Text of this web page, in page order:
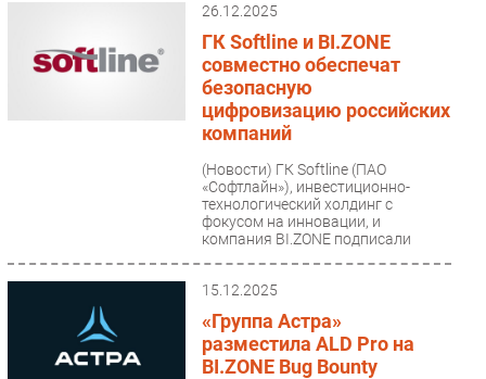
Регулирование
Здоровье
РАЗДЕЛЫ
26.12.2025
ГК Softline и BI.ZONE
совместно обеспечат
безопасную
цифровизацию российских
компаний
(Новости) ГК Softline (ПАО
«Софтлайн»), инвестиционно-
технологический холдинг с
фокусом на инновации, и
компания BI.ZONE подписали
15.12.2025
«Группа Астра»
разместила ALD Pro на
BI.ZONE Bug Bounty